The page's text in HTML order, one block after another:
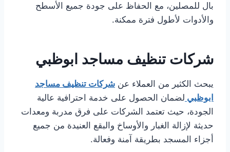
بال للمصلين، مع الحفاظ على جودة جميع الأسطح
والأدوات لأطول فترة ممكنة.
شركات تنظيف مساجد ابوظبي
يبحث الكثير من العملاء عن شركات تنظيف مساجد
ابوظبي لضمان الحصول على خدمة احترافية عالية
الجودة، حيث تعتمد الشركات على فرق مدربة ومعدات
حديثة لإزالة الغبار والأوساخ والبقع العنيدة من جميع
أجزاء المسجد بطريقة آمنة وفعالة.